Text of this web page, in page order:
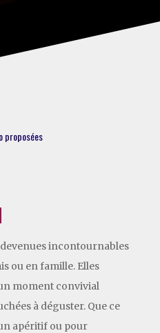
proposées
incontournables
ou en famille. Elles
moment convivial
à déguster. Que ce
apéritif ou pour